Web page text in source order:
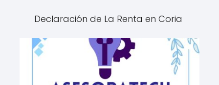
Declaración de La Renta en Coria